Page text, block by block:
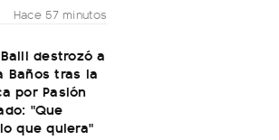
Hace 57 minutos
destrozó a
Baños tras la
por Pasión
"Que
que quiera"